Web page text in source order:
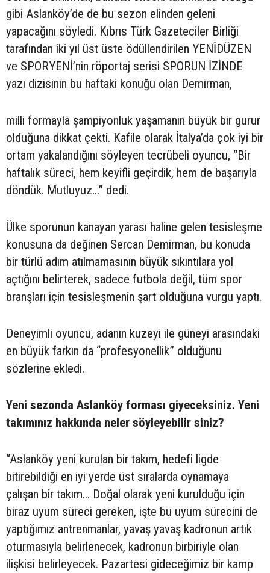
gibi Aslanköy’de de bu sezon elinden geleni
yapacağını söyledi. Kıbrıs Türk Gazeteciler Birliği
tarafından iki yıl üst üste ödüllendirilen YENİDÜZEN
ve SPORYENİ’nin röportaj serisi SPORUN İZİNDE
yazı dizisinin bu haftaki konuğu olan Demirman,
milli formayla şampiyonluk yaşamanın büyük bir gurur
olduğuna dikkat çekti. Kafile olarak İtalya’da çok iyi bir
ortam yakalandığını söyleyen tecrübeli oyuncu, “Bir
haftalık süreci, hem keyifli geçirdik, hem de başarıyla
döndük. Mutluyuz...” dedi.
Ülke sporunun kanayan yarası haline gelen tesisleşme
konusuna da değinen Sercan Demirman, bu konuda
bir türlü adım atılmamasının büyük sıkıntılara yol
açtığını belirterek, sadece futbola değil, tüm spor
branşları için tesisleşmenin şart olduğuna vurgu yaptı.
Deneyimli oyuncu, adanın kuzeyi ile güneyi arasındaki
en büyük farkın da “profesyonellik” olduğunu
sözlerine ekledi.
Yeni sezonda Aslanköy forması giyeceksiniz. Yeni
takımınız hakkında neler söyleyebilir siniz?
“Aslanköy yeni kurulan bir takım, hedefi ligde
bitirebildiği en iyi yerde üst sıralarda oynamaya
çalışan bir takım... Doğal olarak yeni kurulduğu için
biraz uyum süreci gereken, işte bu uyum sürecini de
yaptığımız antrenmanlar, yavaş yavaş kadronun artık
oturmasıyla belirlenecek, kadronun birbiriyle olan
ilişkisi belirleyecek. Pazartesi gideceğimiz bir kamp